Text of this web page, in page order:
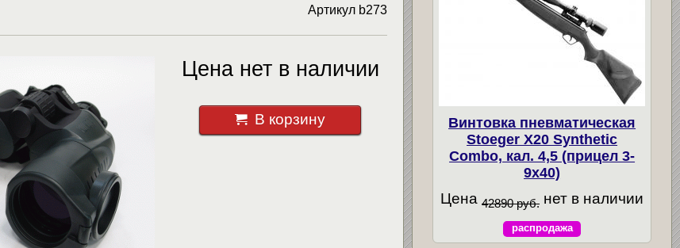
Артикул b273
Цена нет в наличии
В корзину
Винтовка пневматическая
Stoeger X20 Synthetic
Combo, кал. 4,5 (прицел 3-
9х40)
Цена 42890 руб. нет в наличии
распродажа